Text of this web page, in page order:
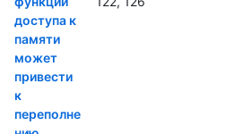
доступа к
памяти
может
привести
к
переполне